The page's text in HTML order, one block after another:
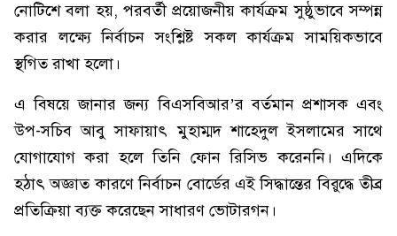
নোটিশে বলা হয়, পরবর্তী প্রয়োজনীয় কার্যক্রম সুষ্ঠুভাবে সম্পন্ন
করার লক্ষ্যে নির্বাচন সংশ্লিষ্ট সকল কার্যক্রম সাময়িকভাবে
স্থগিত রাখা হলো।
এ বিষয়ে জানার জন্য বিএসবিআর’র বর্তমান প্রশাসক এবং
উপ-সচিব আবু সাফায়াৎ মুহাম্মদ শাহেদুল ইসলামের সাথে
যোগাযোগ করা হলে তিনি ফোন রিসিভ করেননি। এদিকে
হঠাৎ অজ্ঞাত কারণে নির্বাচন বোর্ডের এই সিদ্ধান্তের বিরুদ্ধে তীব্র
প্রতিক্রিয়া ব্যক্ত করেছেন সাধারণ ভোটারগন।